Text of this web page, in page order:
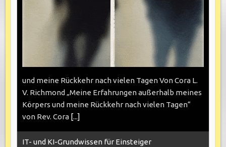
und meine Rückkehr nach vielen Tagen Von Cora L.
V. Richmond „Meine Erfahrungen außerhalb meines
Körpers und meine Rückkehr nach vielen Tagen“
von Rev. Cora [...]
IT- und KI-Grundwissen für Einsteiger